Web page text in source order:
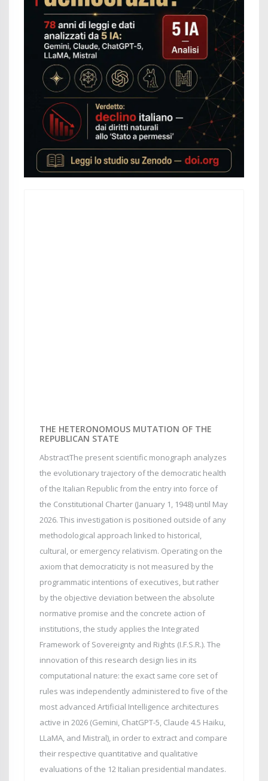
THE HETERONOMOUS MUTATION OF THE
REPUBLICAN STATE
AbstractThe present scientific monograph analyzes
the evolutionary trajectory of the democratic health
of the Italian Republic from the entry into force of
the Constitutional Charter (January 1, 1948) until May
2026. This investigation is positioned outside of any
methodological approach linked to historical,
cultural, or emergency relativism. Operating on the
axiom that democraticity is not measured by the
programmatic intentions of executives, but rather
by the objective deviation between the absolute
normative promise and the concrete action of
institutions, the study applies the Integrated
Framework of Sovereignty and Rights (I.F.S.R.). The
innovation of this research design lies in its
computational nature: the exact same core set of
rules was independently administered to five of the
most advanced Artificial Intelligence architectures
active in 2026 (Gemini, ChatGPT-5, Claude 4.5 Haiku,
LLaMA, and Mistral), in order to extract and compare
their respective quantitative and qualitative
evaluations of the 12 Italian presidential mandates.